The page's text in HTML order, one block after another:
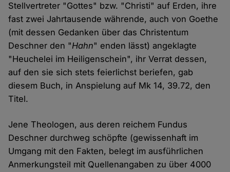
Stellvertreter "Gottes" bzw. "Christi" auf Erden, ihre
fast zwei Jahrtausende währende, auch von Goethe
(mit dessen Gedanken über das Christentum
Deschner den "Hahn" enden lässt) angeklagte
"Heuchelei im Heiligenschein", ihr Verrat dessen,
auf den sie sich stets feierlichst beriefen, gab
diesem Buch, in Anspielung auf Mk 14, 39.72, den
Titel.
Jene Theologen, aus deren reichem Fundus
Deschner durchweg schöpfte (gewissenhaft im
Umgang mit den Fakten, belegt im ausführlichen
Anmerkungsteil mit Quellenangaben zu über 4000